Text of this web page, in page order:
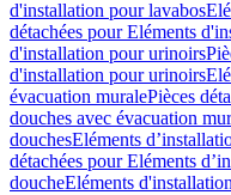
d'installation pour lavabos
détachées pour Eléments
d'installation pour urinoirs
d'installation pour urinoirs
évacuation muralePièces
douches avec évacuation
douchesEléments
détachées pour Eléments
doucheEléments